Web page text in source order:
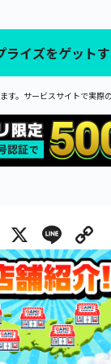
ライズをゲット
。サービスサイトで実際
X Line